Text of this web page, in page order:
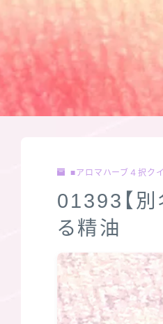
■アロマハーブ４択ク
01393【別
る精油